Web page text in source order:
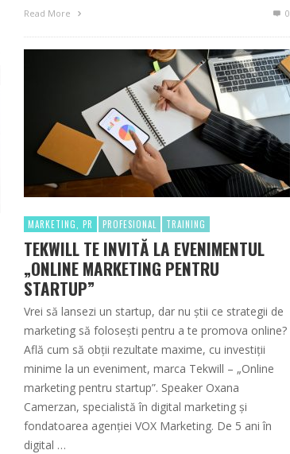
Read More 0
MARKETING, PR PROFESIONAL TRAINING
TEKWILL TE INVITĂ LA EVENIMENTUL
„ONLINE MARKETING PENTRU
STARTUP”
Vrei să lansezi un startup, dar nu știi ce strategii de
marketing să folosești pentru a te promova online?
Află cum să obții rezultate maxime, cu investiții
minime la un eveniment, marca Tekwill – „Online
marketing pentru startup”. Speaker Oxana
Camerzan, specialistă în digital marketing și
fondatoarea agenției VOX Marketing. De 5 ani în
digital …